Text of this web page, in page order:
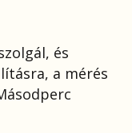
és
a mérés